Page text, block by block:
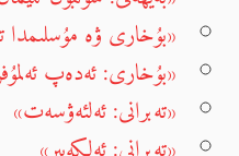
«بۇخارى ۋە
«بۇخارى: ئەدەپ
«تەبرانى: ئەلئەۋسەت»